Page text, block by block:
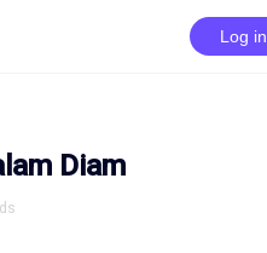
Log in
Diam